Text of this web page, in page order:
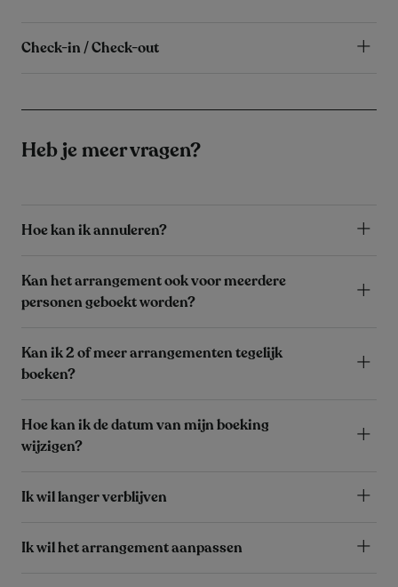
Check-in / Check-out
Heb je meer vragen?
Hoe kan ik annuleren?
Kan het arrangement ook voor meerdere
personen geboekt worden?
Kan ik 2 of meer arrangementen tegelijk
boeken?
Hoe kan ik de datum van mijn boeking
wijzigen?
Ik wil langer verblijven
Ik wil het arrangement aanpassen